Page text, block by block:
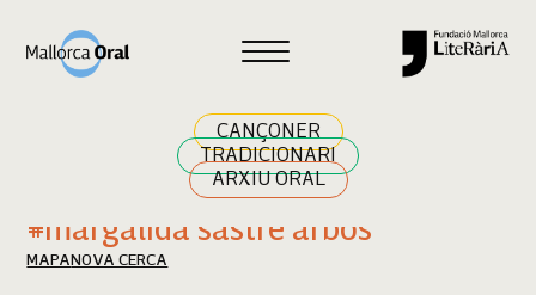
CANÇONER
TRADICIONARI
ARXIU ORAL
Cercar
Resultats cerca
#margalida sastre arbós
MAPA NOVA CERCA